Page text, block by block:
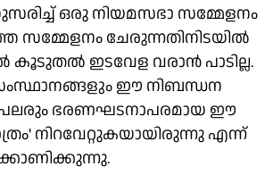
ഒരു നിയമസഭാ സമ്മേളനം
ചേരുന്നതിനിടയില്‍
ഇടവേള വരാന്‍ പാടില്ല.
സംസ്ഥാനങ്ങളും ഈ നിബന്ധന
പലരും ഭരണഘടനാപരമായ ഈ
നിറവേറ്റുകയായിരുന്നു എന്ന്